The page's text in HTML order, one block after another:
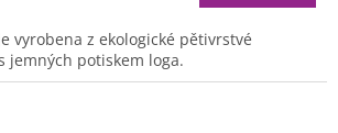
vyrobena z ekologické pětivrstvé
jemných potiskem loga.